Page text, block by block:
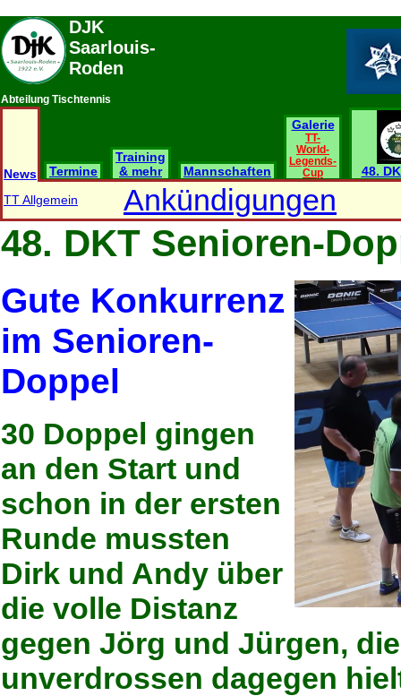
DJK
Saarlouis-
Roden
Abteilung Tischtennis
News Termine
Training
& mehr
Mannschaften
Galerie
TT-
World-
Legends-
Cup
48.
TT Allgemein
Ankündigungen
48. DKT Senioren-
Gute Konkurrenz
im Senioren-
Doppel
30 Doppel gingen
an den Start und
schon in der ersten
Runde mussten
Dirk und Andy über
die volle Distanz
gegen Jörg und Jürgen,
unverdrossen dagegen